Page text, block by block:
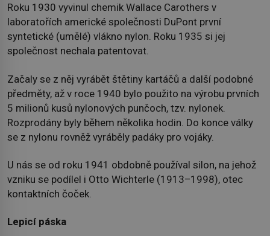
Roku 1930 vyvinul chemik Wallace Carothers v
laboratořích americké společnosti DuPont první
syntetické (umělé) vlákno nylon. Roku 1935 si jej
společnost nechala patentovat.
Začaly se z něj vyrábět štětiny kartáčů a další podobné
předměty, až v roce 1940 bylo použito na výrobu prvních
5 milionů kusů nylonových punčoch, tzv. nylonek.
Rozprodány byly během několika hodin. Do konce války
se z nylonu rovněž vyráběly padáky pro vojáky.
U nás se od roku 1941 obdobně používal silon, na jehož
vzniku se podílel i Otto Wichterle (1913–1998), otec
kontaktních čoček.
Lepicí páska